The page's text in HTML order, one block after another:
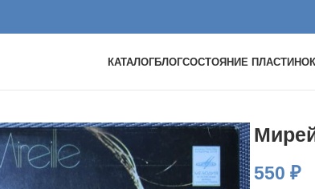
КАТАЛОГБЛОГСОСТОЯНИЕ ПЛАСТИНОК
550 ₽